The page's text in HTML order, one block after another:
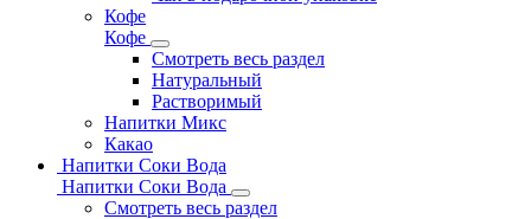
Кофе
Кофе
Смотреть весь раздел
Натуральный
Растворимый
Напитки Микс
Какао
Напитки Соки Вода
Напитки Соки Вода
Смотреть весь раздел